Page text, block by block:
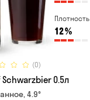
Плотность
12%
(0)
0.5л
4.9°